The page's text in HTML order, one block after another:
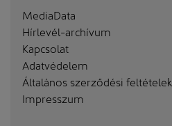
MediaData
Hírlevél-archívum
Kapcsolat
Adatvédelem
Általános szerződési feltételek
Impresszum